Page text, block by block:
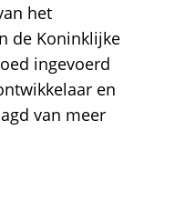
het
de Koninklijke
ingevoerd
en
van meer